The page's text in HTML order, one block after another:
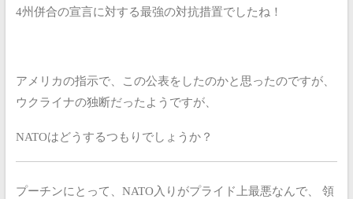
4州併合の宣言に対する最強の対抗措置でしたね！
アメリカの指示で、この公表をしたのかと思ったのですが、
ウクライナの独断だったようですが、
NATOはどうするつもりでしょうか？
プーチンにとって、NATO入りがプライド上最悪なんで、
領